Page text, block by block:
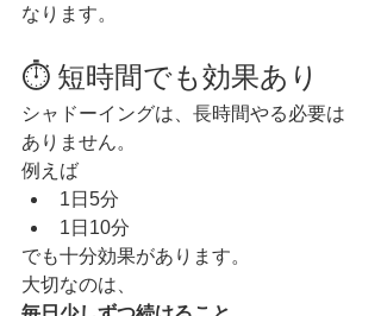
なります。
⏱ 短時間でも効果あり
シャドーイングは、長時間やる必要は
ありません。
例えば
1日5分
1日10分
でも十分効果があります。
大切なのは、